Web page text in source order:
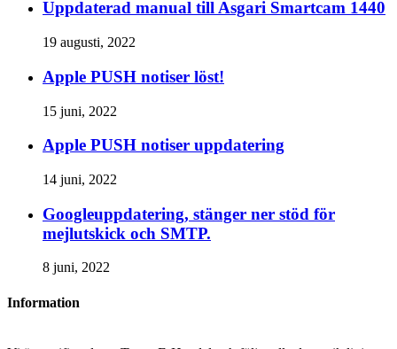
Uppdaterad manual till Asgari Smartcam 1440
19 augusti, 2022
Apple PUSH notiser löst!
15 juni, 2022
Apple PUSH notiser uppdatering
14 juni, 2022
Googleuppdatering, stänger ner stöd för
mejlutskick och SMTP.
8 juni, 2022
Information